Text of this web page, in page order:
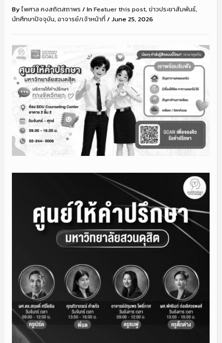
Byไพศาล คงสถิตสถาพร / InFeatuer this post, ข่าวประชาสัมพันธ์,
นักศึกษาปัจจุบัน, อาจารย์/เจ้าหน้าที่/ June 25, 2026